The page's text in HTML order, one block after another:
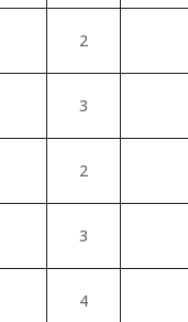
2
3
2
3
4